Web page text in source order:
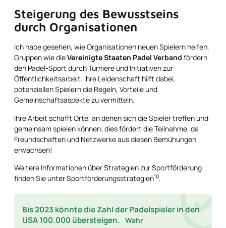
Steigerung des Bewusstseins
durch Organisationen
Ich habe gesehen, wie Organisationen neuen Spielern helfen.
Gruppen wie dieVereinigte Staaten Padel Verband fördern
den Padel-Sport durch Turniere und Initiativen zur
Öffentlichkeitsarbeit. Ihre Leidenschaft hilft dabei,
potenziellen Spielern die Regeln, Vorteile und
Gemeinschaftsaspekte zu vermitteln.
Ihre Arbeit schafft Orte, an denen sich die Spieler treffen und
gemeinsam spielen können; dies fördert die Teilnahme, da
Freundschaften und Netzwerke aus diesen Bemühungen
erwachsen!
Weitere Informationen über Strategien zur Sportförderung
finden Sie unterSportförderungsstrategien10.
Bis 2023 könnte die Zahl der Padelspieler in den
USA 100.000 übersteigen. Wahr